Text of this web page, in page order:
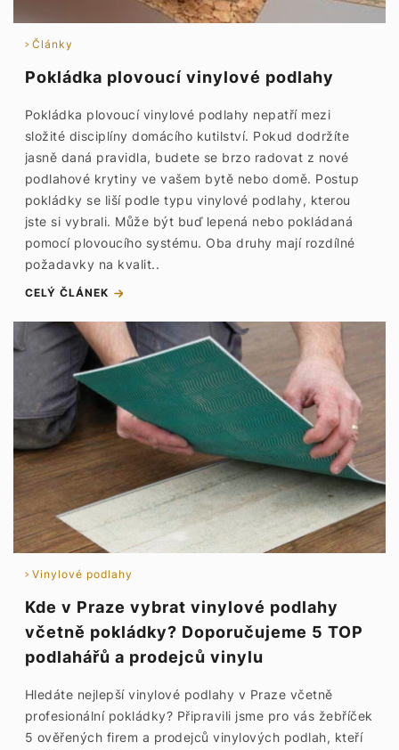
Články
Pokládka plovoucí vinylové podlahy
Pokládka plovoucí vinylové podlahy nepatří mezi
složité disciplíny domácího kutilství. Pokud dodržíte
jasně daná pravidla, budete se brzo radovat z nové
podlahové krytiny ve vašem bytě nebo domě. Postup
pokládky se liší podle typu vinylové podlahy, kterou
jste si vybrali. Může být buď lepená nebo pokládaná
pomocí plovoucího systému. Oba druhy mají rozdílné
požadavky na kvalit..
CELÝ ČLÁNEK
Vinylové podlahy
Kde v Praze vybrat vinylové podlahy
včetně pokládky? Doporučujeme 5 TOP
podlahářů a prodejců vinylu
Hledáte nejlepší vinylové podlahy v Praze včetně
profesionální pokládky? Připravili jsme pro vás žebříček
5 ověřených firem a prodejců vinylových podlah, kteří